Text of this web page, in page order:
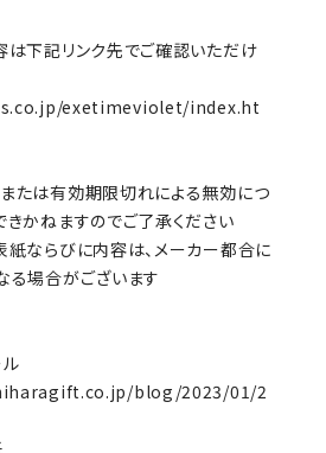
は下記リンク先でご確認いただけ
exetimeviolet/index.ht
たは有効期限切れによる無効につ
きかねますのでご了承ください
紙ならびに内容は、メーカー都合に
る場合がございます
blog/2023/01/2